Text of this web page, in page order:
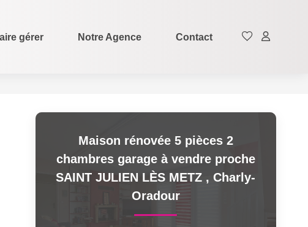
gérer Notre Agence Contact
Maison rénovée 5 pièces 2
chambres garage à vendre proche
SAINT JULIEN LÈS METZ ,Charly-
Oradour